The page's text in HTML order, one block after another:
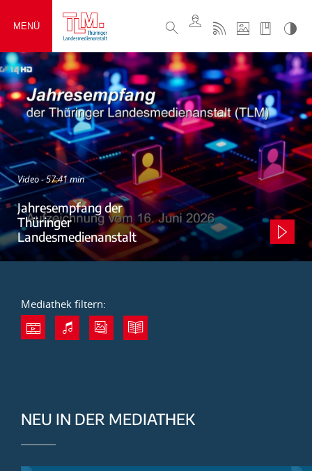
MENÜ
Video - 57:41 min
Jahresempfang der
Thüringer
Landesmedienanstalt
Mediathek filtern:
NEU IN DER MEDIATHEK